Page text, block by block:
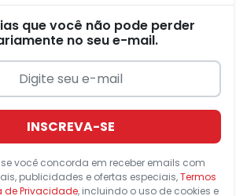
que você não pode perder
no seu e-mail.
INSCREVA-SE
você concorda em receber emails com
publicidades e ofertas especiais,Termos
de Privacidade, incluindo o uso de cookies e